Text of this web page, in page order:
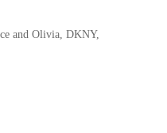
and Olivia, DKNY,